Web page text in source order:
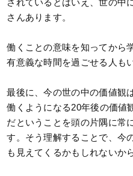
されているとはいえ、世の中
さんあります。
働くことの意味を知ってから
有意義な時間を過ごせる人も
最後に、今の世の中の価値観
働くようになる20年後の価値
だということを頭の片隅に常
す。そう理解することで、今
も見えてくるかもしれないか